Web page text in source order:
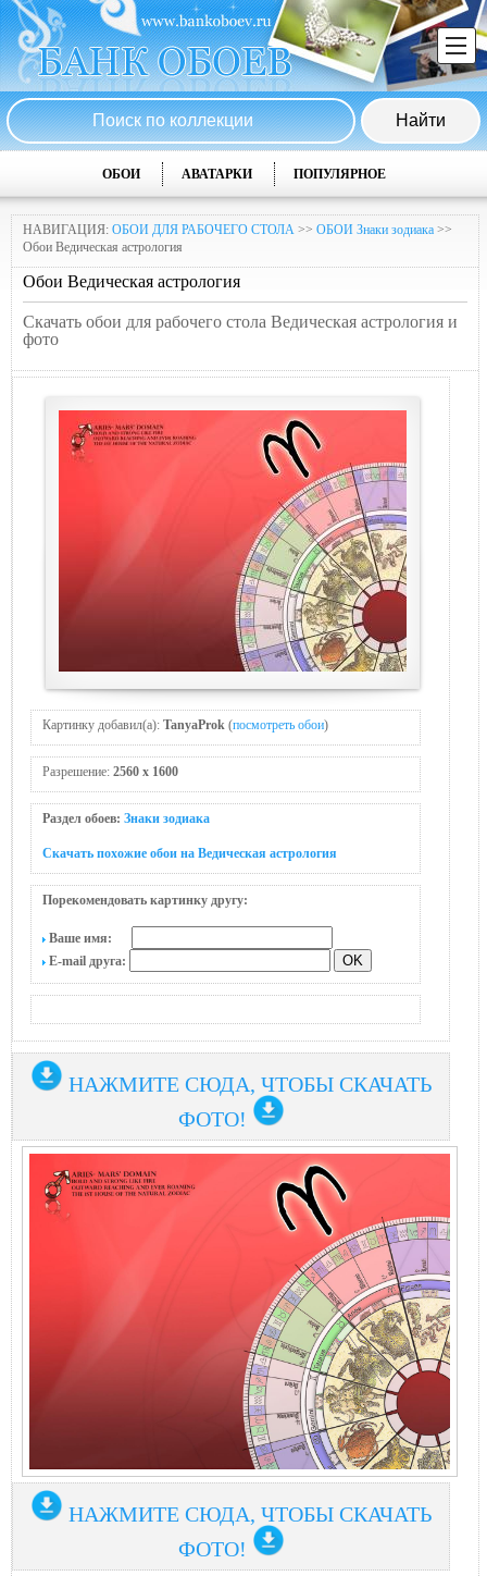
ОБОИ АВАТАРКИ ПОПУЛЯРНОЕ
НАВИГАЦИЯ: ОБОИ ДЛЯ РАБОЧЕГО СТОЛА >> ОБОИ Знаки зодиака >>
Обои Ведическая астрология
Обои Ведическая астрология
Скачать обои для рабочего стола Ведическая астрология и
фото
Картинку добавил(а): TanyaProk (посмотреть обои)
Разрешение: 2560 x 1600
Раздел обоев: Знаки зодиака
Скачать похожие обои на Ведическая астрология
Порекомендовать картинку другу:
Ваше имя:
E-mail друга:
НАЖМИТЕ СЮДА, ЧТОБЫ СКАЧАТЬ
ФОТО!
НАЖМИТЕ СЮДА, ЧТОБЫ СКАЧАТЬ
ФОТО!